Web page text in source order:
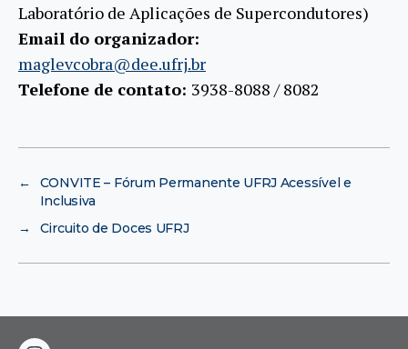
Laboratório de Aplicações de Supercondutores)
Email do organizador:
maglevcobra@dee.ufrj.br
Telefone de contato: 3938-8088 / 8082
←
CONVITE – Fórum Permanente UFRJ Acessível e
Inclusiva
→
Circuito de Doces UFRJ